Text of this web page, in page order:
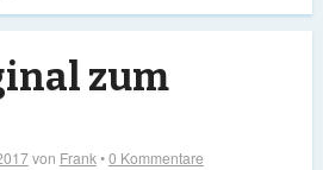
zum
von Frank•0 Kommentare